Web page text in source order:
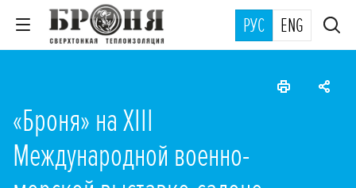
РУС ENG
«Броня» на XIII
Международной военно-